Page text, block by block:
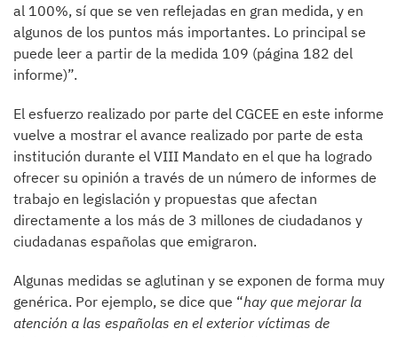
al 100%, sí que se ven reflejadas en gran medida, y en
algunos de los puntos más importantes. Lo principal se
puede leer a partir de la medida 109 (página 182 del
informe)”.
El esfuerzo realizado por parte del CGCEE en este informe
vuelve a mostrar el avance realizado por parte de esta
institución durante el VIII Mandato en el que ha logrado
ofrecer su opinión a través de un número de informes de
trabajo en legislación y propuestas que afectan
directamente a los más de 3 millones de ciudadanos y
ciudadanas españolas que emigraron.
Algunas medidas se aglutinan y se exponen de forma muy
genérica. Por ejemplo, se dice que “hay que mejorar la
atención a las españolas en el exterior víctimas de